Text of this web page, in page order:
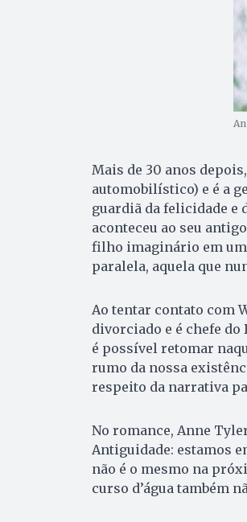
Mais de 30 anos
automobilístico) e é a
guardiã da felicidade e
aconteceu ao seu
filho imaginário em um
paralela, aquela que
Ao tentar contato com
divorciado e é chefe do
é possível retomar
rumo da nossa
respeito da narrativa
No romance, Anne
Antiguidade: estamos
não é o mesmo na
curso d’água também